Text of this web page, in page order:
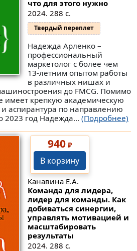
что для этого нужно
2024. 288 с.
Твердый переплет
Надежда Арленко –
профессиональный
маркетолог с более чем
13-летним опытом работы
в различных нишах и
до FMCG. Помимо
имеет крепкую академическую
и аспирантура по направлению
2023 год Надежда... (Подробнее)
940₽
В корзину
Канавина Е.А.
Команда для лидера,
лидер для команды. Как
добиваться синергии,
управлять мотивацией и
масштабировать
результаты
2024. 288 с.